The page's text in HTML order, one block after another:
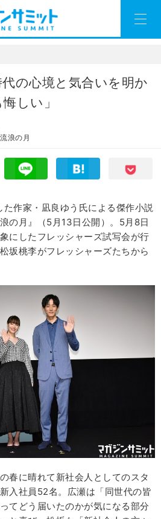
の心境と気合いを明か
しい」
流浪の月
作家・凪良ゆう氏による傑作小説
の月』（5月13日公開）。5月8日
にしたフレッシャーズ試写会が行
坂桃李がフレッシャーズたちから
春に晴れて新社会人としてのスタ
入社員52名。広瀬は「同世代の皆
てどう届いたのかが気になる部分